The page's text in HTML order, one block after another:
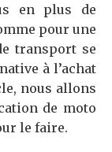
en plus de
pour une
transport se
à l’achat
nous allons
de moto
le faire.